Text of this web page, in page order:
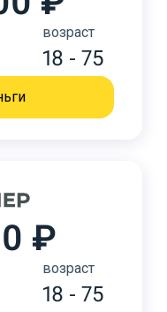
возраст
18 - 75
₽
возраст
18 - 75